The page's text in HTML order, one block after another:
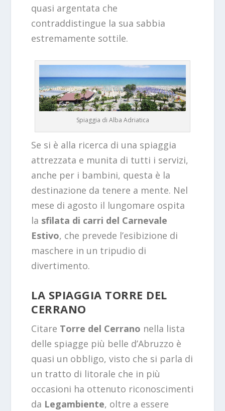
quasi argentata che
contraddistingue la sua sabbia
estremamente sottile.
Spiaggia di Alba Adriatica
Se si è alla ricerca di una spiaggia
attrezzata e munita di tutti i servizi,
anche per i bambini, questa è la
destinazione da tenere a mente. Nel
mese di agosto il lungomare ospita
la sfilata di carri del Carnevale
Estivo, che prevede l’esibizione di
maschere in un tripudio di
divertimento.
LA SPIAGGIA TORRE DEL
CERRANO
Citare Torre del Cerrano nella lista
delle spiagge più belle d’Abruzzo è
quasi un obbligo, visto che si parla di
un tratto di litorale che in più
occasioni ha ottenuto riconoscimenti
da Legambiente, oltre a essere